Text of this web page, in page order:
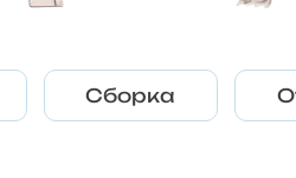
Сборка